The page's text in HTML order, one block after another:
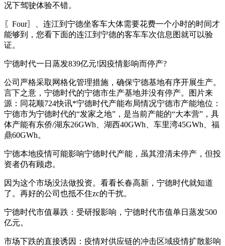
况下驾驶体验不错。
〖Four〗、连江到宁德坐客车大体需要花费一个小时的时间才
能够到，您看下面的连江到宁德的客车车次信息图就可以验
证。
宁德时代一日蒸发839亿元!因疫情影响而停产?
公司严格采取网格化管理措施，确保宁德基地有序开展生产。
言下之意，宁德时代的宁德市生产基地并没有停产。图片来
源：同花顺724快讯*宁德时代产能布局情况宁德市产能地位：
宁德市为宁德时代的“发家之地”，是当前产能的“大本营”，具
体产能有东侨/湖东26GWh、湖西40GWh、车里湾45GWh、福
鼎60GWh。
宁德本地疫情可能影响宁德时代产能，虽其澄清未停产，但投
资者仍有顾虑。
因为这个市场没法做投资。看看长春高新，宁德时代就知道
了。再好的公司也抵不住zc的干扰。
宁德时代市值暴跌：受研报影响，宁德时代市值单日蒸发500
亿元。
市场下跌的直接诱因：疫情对供应链的冲击区域疫情扩散影响